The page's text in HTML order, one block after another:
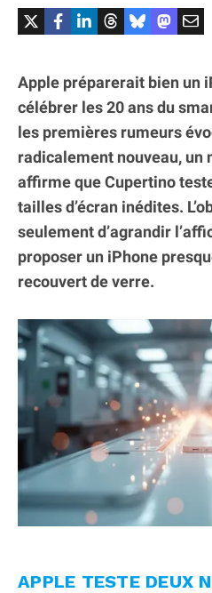
Apple préparerait bien un
célébrer les 20 ans du
les premières rumeurs
radicalement nouveau, un
affirme que Cupertino
tailles d’écran inédites.
seulement d’agrandir
proposer un iPhone
recouvert de verre.
APPLE TESTE DEUX